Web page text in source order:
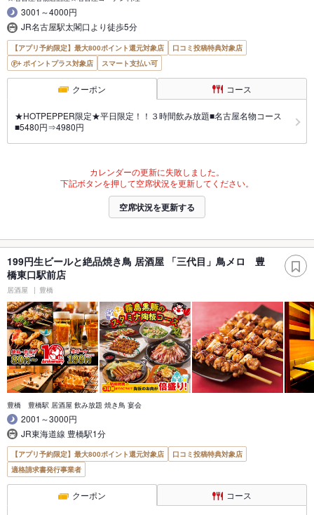
3001～4000円
JR名古屋駅太閣口より徒歩5分
【アプリ予約限定】最大800ポイント還元対象店
口コミ投稿特典対象店
ポイントプラス対象店
スマート支払い可
クーポン コース
★HOTPEPPER限定★平日限定！！３時間飲み放題■名古屋名物コース
■5480円⇒4980円
カレンダーの更新に失敗しました。
下記ボタンを押して空席状況を更新してください。
空席状況を更新する
199円生ビールと絶品焼き鳥 居酒屋 「三代目」鳥メロ 豊
橋東口駅前店
居酒屋 豊橋
豊橋 豊橋駅 居酒屋 飲み放題 焼き鳥 宴会
2001～3000円
JR東海道線 豊橋駅1分
【アプリ予約限定】最大800ポイント還元対象店
口コミ投稿特典対象店
適格請求書発行事業者
クーポン コース